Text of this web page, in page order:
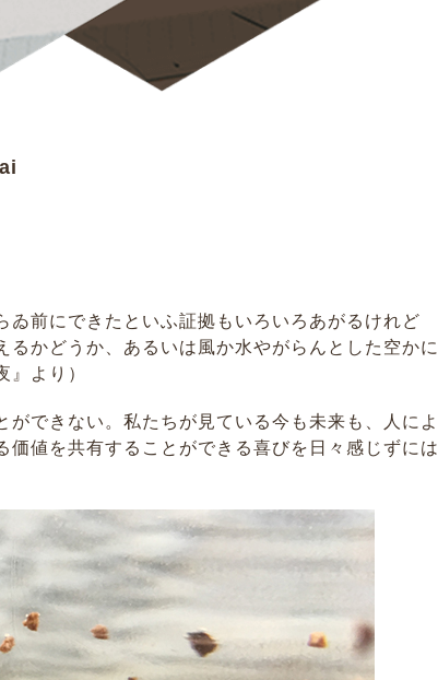
ゐ前にできたといふ証拠もいろいろあがるけれど
かどうか、あるいは風か水やがらんとした空かに
より）
できない。私たちが見ている今も未来も、人によ
値を共有することができる喜びを日々感じずには